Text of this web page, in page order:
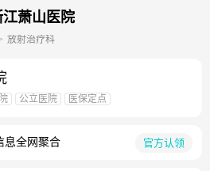
江萧山医院
放射治疗科
公立医院 医保定点
息全网聚合 官方认领